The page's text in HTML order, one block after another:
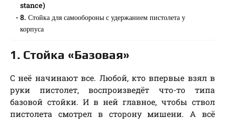
stance)
8. Стойка для самообороны с удержанием пистолета у
корпуса
1. Стойка «Базовая»
С неё начинают все. Любой, кто впервые взял в
руки пистолет, воспроизведёт что-то типа
базовой стойки. И в ней главное, чтобы ствол
пистолета смотрел в сторону мишени. А всё